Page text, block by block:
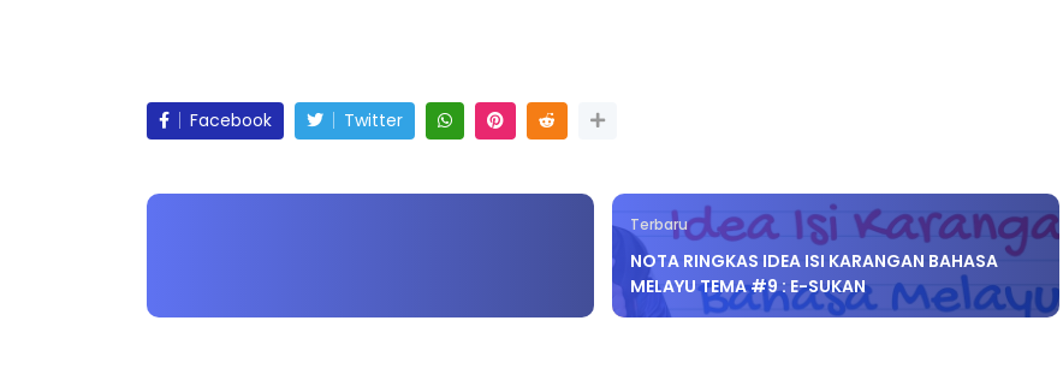
Facebook Twitter
Terbaru
NOTA RINGKAS IDEA ISI KARANGAN BAHASA
MELAYU TEMA #9 : E-SUKAN